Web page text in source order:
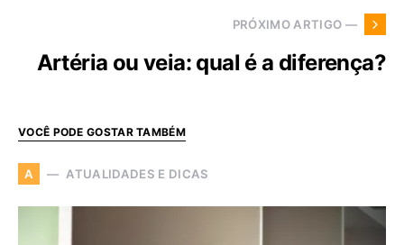
PRÓXIMO ARTIGO —
Artéria ou veia: qual é a diferença?
VOCÊ PODE GOSTAR TAMBÉM
A ATUALIDADES E DICAS